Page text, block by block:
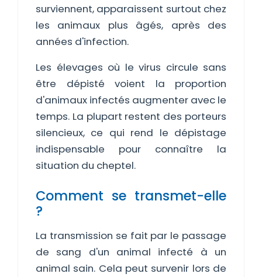
surviennent, apparaissent surtout chez
les animaux plus âgés, après des
années d'infection.
Les élevages où le virus circule sans
être dépisté voient la proportion
d'animaux infectés augmenter avec le
temps. La plupart restent des porteurs
silencieux, ce qui rend le dépistage
indispensable pour connaître la
situation du cheptel.
Comment se transmet-elle
?
La transmission se fait par le passage
de sang d'un animal infecté à un
animal sain. Cela peut survenir lors de